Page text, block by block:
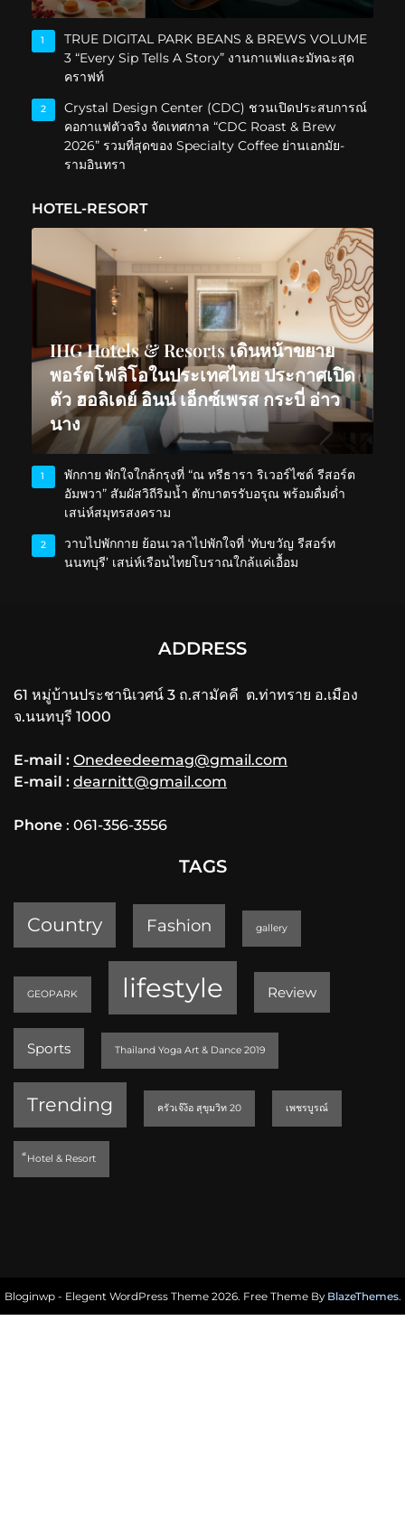
1
TRUE DIGITAL PARK BEANS & BREWS VOLUME
3 “Every Sip Tells A Story” งานกาแฟและมัทฉะสุด
คราฟท์
2
Crystal Design Center (CDC) ชวนเปิดประสบการณ์
คอกาแฟตัวจริง จัดเทศกาล “CDC Roast & Brew
2026” รวมที่สุดของ Specialty Coffee ย่านเอกมัย-
รามอินทรา
HOTEL-RESORT
IHG Hotels & Resorts เดินหน้าขยาย
พอร์ตโฟลิโอในประเทศไทย ประกาศเปิด
ตัว ฮอลิเดย์ อินน์ เอ็กซ์เพรส กระบี่ อ่าว
นาง
1
พักกาย พักใจใกล้กรุงที่ “ณ ทรีธารา ริเวอร์ไซด์ รีสอร์ต
อัมพวา” สัมผัสวิถีริมน้ำ ตักบาตรรับอรุณ พร้อมดื่มด่ำ
เสน่ห์สมุทรสงคราม
2
วาบไปพักกาย ย้อนเวลาไปพักใจที่ ‘ทับขวัญ รีสอร์ท
นนทบุรี’ เสน่ห์เรือนไทยโบราณใกล้แค่เอื้อม
ADDRESS
61 หมู่บ้านประชานิเวศน์ 3 ถ.สามัคคี ต.ท่าทราย อ.เมือง
จ.นนทบุรี 1000
E-mail : Onedeedeemag@gmail.com
E-mail : dearnitt@gmail.com
Phone : 061-356-3556
TAGS
Country Fashion gallery
GEOPARK lifestyle Review
Sports Thailand Yoga Art & Dance 2019
Trending ครัวเจ๊ง้อ สุขุมวิท 20 เพชรบูรณ์
็Hotel & Resort
Bloginwp - Elegent WordPress Theme 2026. Free Theme By BlazeThemes.